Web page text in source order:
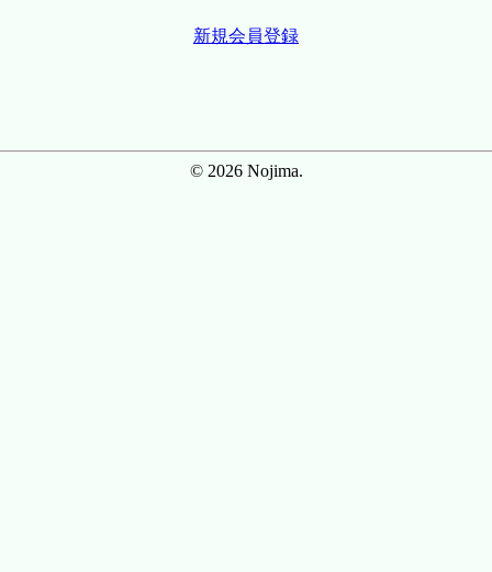
新規会員登録
© 2026 Nojima.